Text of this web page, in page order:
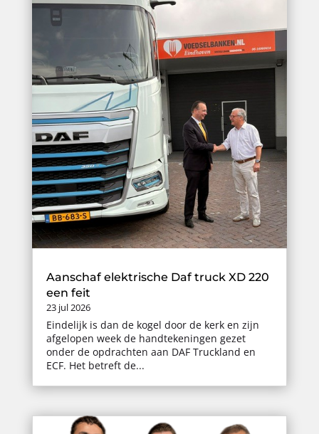
Aanschaf elektrische Daf truck XD 220
een feit
23 jul 2026
Eindelijk is dan de kogel door de kerk en zijn
afgelopen week de handtekeningen gezet
onder de opdrachten aan DAF Truckland en
ECF. Het betreft de...